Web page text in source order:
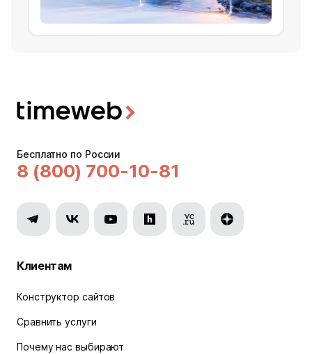
Бесплатно по России
8 (800) 700-10-81
Клиентам
Конструктор сайтов
Сравнить услуги
Почему нас выбирают